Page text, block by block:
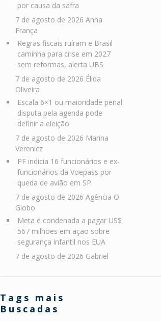
por causa da safra
7 de agosto de 2026 Anna
França
Regras fiscais ruíram e Brasil
caminha para crise em 2027
sem reformas, alerta UBS
7 de agosto de 2026 Élida
Oliveira
Escala 6×1 ou maioridade penal:
disputa pela agenda pode
definir a eleição
7 de agosto de 2026 Marina
Verenicz
PF indicia 16 funcionários e ex-
funcionários da Voepass por
queda de avião em SP
7 de agosto de 2026 Agência O
Globo
Meta é condenada a pagar US$
567 milhões em ação sobre
segurança infantil nos EUA
7 de agosto de 2026 Gabriel
Tags mais
Buscadas